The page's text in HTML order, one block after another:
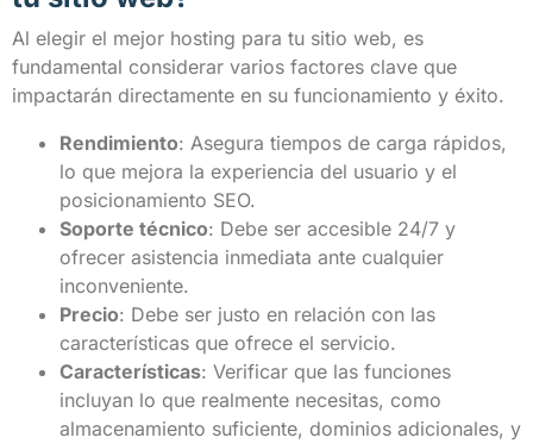
Al elegir el mejor hosting para tu sitio web, es
fundamental considerar varios factores clave que
impactarán directamente en su funcionamiento y éxito.
Rendimiento: Asegura tiempos de carga rápidos,
lo que mejora la experiencia del usuario y el
posicionamiento SEO.
Soporte técnico: Debe ser accesible 24/7 y
ofrecer asistencia inmediata ante cualquier
inconveniente.
Precio: Debe ser justo en relación con las
características que ofrece el servicio.
Características: Verificar que las funciones
incluyan lo que realmente necesitas, como
almacenamiento suficiente, dominios adicionales, y